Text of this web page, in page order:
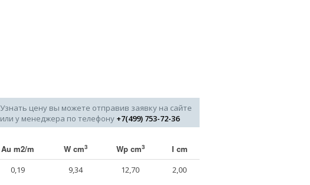
Узнать цену вы можете отправив заявку на сайте
или у менеджера по телефону +7(499) 753-72-36
Au m2/m W cm3 Wp cm3 I cm
0,19 9,34 12,70 2,00